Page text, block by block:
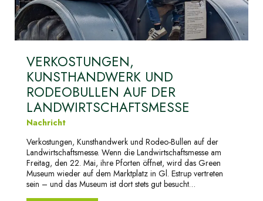
VERKOSTUNGEN,
KUNSTHANDWERK UND
RODEOBULLEN AUF DER
LANDWIRTSCHAFTSMESSE
Nachricht
Verkostungen, Kunsthandwerk und Rodeo-Bullen auf der
Landwirtschaftsmesse. Wenn die Landwirtschaftsmesse am
Freitag, den 22. Mai, ihre Pforten öffnet, wird das Green
Museum wieder auf dem Marktplatz in Gl. Estrup vertreten
sein – und das Museum ist dort stets gut besucht…